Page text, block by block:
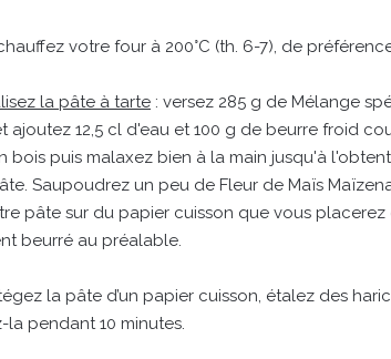
votre four à 200°C (th. 6-7), de
la pâte à tarte : versez 285 g de Mélange
ajoutez 12,5 cl d'eau et 100 g de beurre froid
bois puis malaxez bien à la main jusqu'à
Saupoudrez un peu de Fleur de Maïs
pâte sur du papier cuisson que vous
beurré au préalable.
la pâte d’un papier cuisson, étalez des
la pendant 10 minutes.